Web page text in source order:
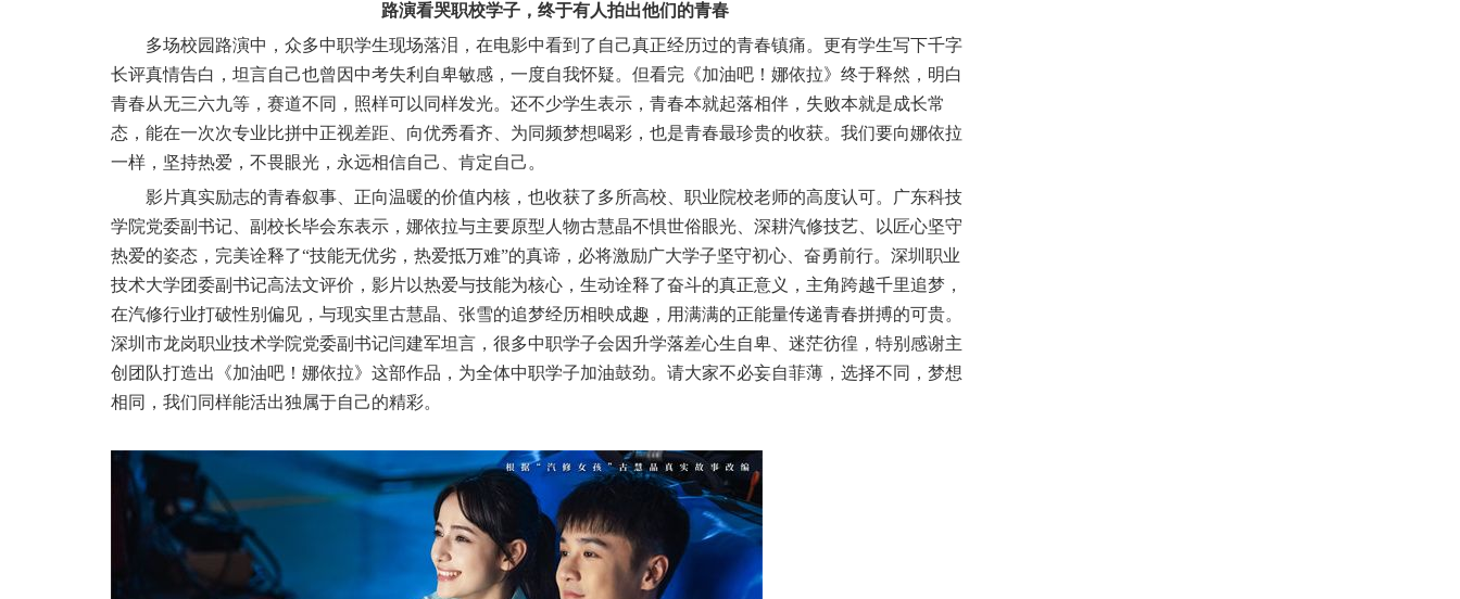
路演看哭职校学子，终于有人拍出他们的青春
多场校园路演中，众多中职学生现场落泪，在电影中看到了自己真正经历过的青春镇痛。更有学生写下千字
长评真情告白，坦言自己也曾因中考失利自卑敏感，一度自我怀疑。但看完《加油吧！娜依拉》终于释然，明白
青春从无三六九等，赛道不同，照样可以同样发光。还不少学生表示，青春本就起落相伴，失败本就是成长常
态，能在一次次专业比拼中正视差距、向优秀看齐、为同频梦想喝彩，也是青春最珍贵的收获。我们要向娜依拉
一样，坚持热爱，不畏眼光，永远相信自己、肯定自己。
影片真实励志的青春叙事、正向温暖的价值内核，也收获了多所高校、职业院校老师的高度认可。广东科技
学院党委副书记、副校长毕会东表示，娜依拉与主要原型人物古慧晶不惧世俗眼光、深耕汽修技艺、以匠心坚守
热爱的姿态，完美诠释了“技能无优劣，热爱抵万难”的真谛，必将激励广大学子坚守初心、奋勇前行。深圳职业
技术大学团委副书记高法文评价，影片以热爱与技能为核心，生动诠释了奋斗的真正意义，主角跨越千里追梦，
在汽修行业打破性别偏见，与现实里古慧晶、张雪的追梦经历相映成趣，用满满的正能量传递青春拼搏的可贵。
深圳市龙岗职业技术学院党委副书记闫建军坦言，很多中职学子会因升学落差心生自卑、迷茫彷徨，特别感谢主
创团队打造出《加油吧！娜依拉》这部作品，为全体中职学子加油鼓劲。请大家不必妄自菲薄，选择不同，梦想
相同，我们同样能活出独属于自己的精彩。